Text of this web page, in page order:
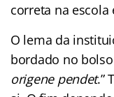
correta na escola
O lema da
bordado no
origene pendet.”